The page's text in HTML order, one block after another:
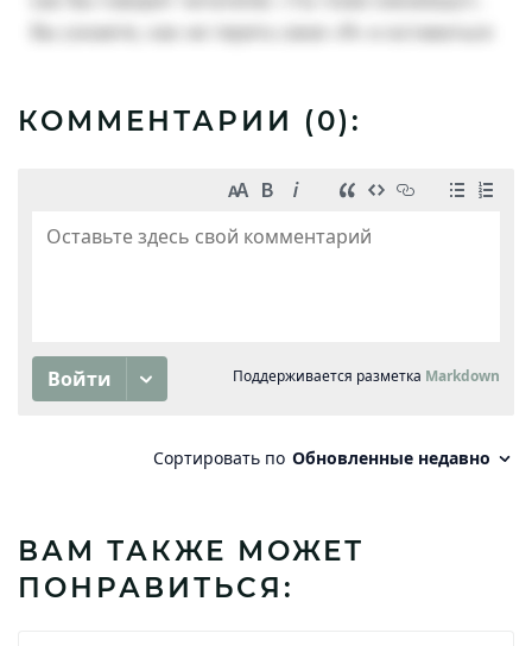
КОММЕНТАРИИ (0):
ВАМ ТАКЖЕ МОЖЕТ
ПОНРАВИТЬСЯ: